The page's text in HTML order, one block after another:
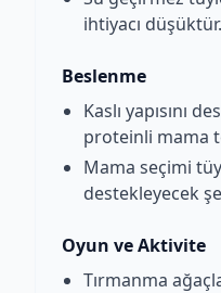
ihtiyacı düşüktür.
Beslenme
Kaslı yapısını
proteinli mama
Mama seçimi
destekleyecek
Oyun ve Aktivite
Tırmanma